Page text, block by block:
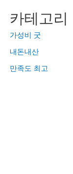
카테고리
가성비 굿
내돈내산
만족도 최고